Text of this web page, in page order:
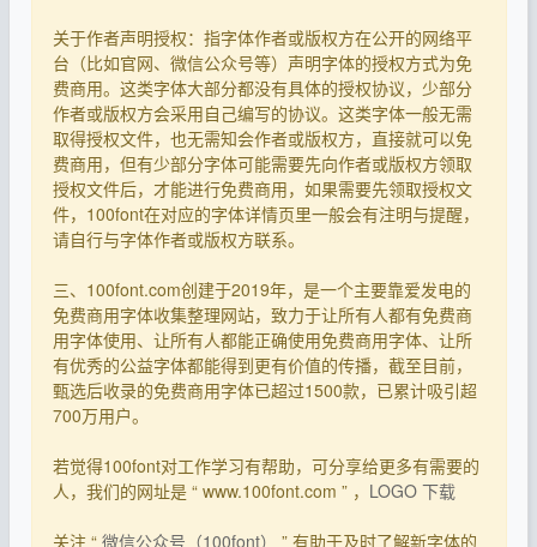
关于作者声明授权：指字体作者或版权方在公开的网络平
台（比如官网、微信公众号等）声明字体的授权方式为免
费商用。这类字体大部分都没有具体的授权协议，少部分
作者或版权方会采用自己编写的协议。这类字体一般无需
取得授权文件，也无需知会作者或版权方，直接就可以免
费商用，但有少部分字体可能需要先向作者或版权方领取
授权文件后，才能进行免费商用，如果需要先领取授权文
件，100font在对应的字体详情页里一般会有注明与提醒，
请自行与字体作者或版权方联系。
三、100font.com创建于2019年，是一个主要靠爱发电的
免费商用字体收集整理网站，致力于让所有人都有免费商
用字体使用、让所有人都能正确使用免费商用字体、让所
有优秀的公益字体都能得到更有价值的传播，截至目前，
甄选后收录的免费商用字体已超过1500款，已累计吸引超
700万用户。
若觉得100font对工作学习有帮助，可分享给更多有需要的
人，我们的网址是 “ www.100font.com ” ， LOGO 下载
关注 “ 微信公众号（100font） ” 有助于及时了解新字体的